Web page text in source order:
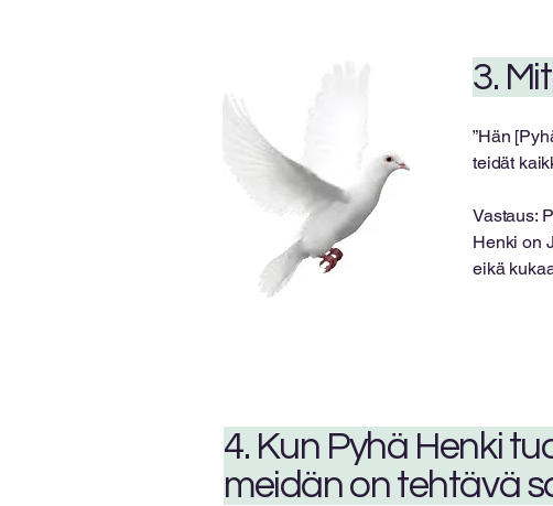
3.
”Hän
teidät
Vastaus:
Henki on
eikä
4. Kun Pyhä Henki
meidän on tehtävä